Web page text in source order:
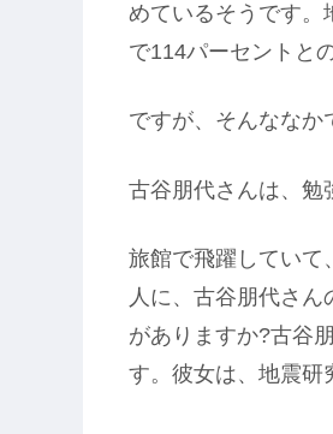
めているそうです。
で114パーセントと
ですが、そんななか
古谷朋代さんは、勉
旅館で飛躍していて
人に、古谷朋代さ
がありますか?古谷
す。彼女は、地震研